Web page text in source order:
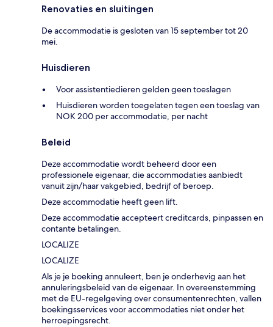
Renovaties en sluitingen
De accommodatie is gesloten van 15 september tot 20
mei.
Huisdieren
Voor assistentiedieren gelden geen toeslagen
Huisdieren worden toegelaten tegen een toeslag van
NOK 200 per accommodatie, per nacht
Beleid
Deze accommodatie wordt beheerd door een
professionele eigenaar, die accommodaties aanbiedt
vanuit zijn/haar vakgebied, bedrijf of beroep.
Deze accommodatie heeft geen lift.
Deze accommodatie accepteert creditcards, pinpassen en
contante betalingen.
LOCALIZE
LOCALIZE
Als je je boeking annuleert, ben je onderhevig aan het
annuleringsbeleid van de eigenaar. In overeenstemming
met de EU-regelgeving over consumentenrechten, vallen
boekingsservices voor accommodaties niet onder het
herroepingsrecht.